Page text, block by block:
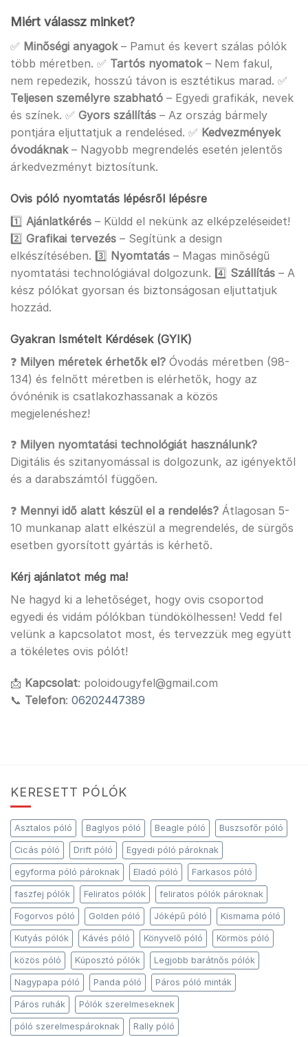
Miért válassz minket?
✅ Minőségi anyagok– Pamut és kevert szálas pólók
több méretben. ✅ Tartós nyomatok– Nem fakul,
nem repedezik, hosszú távon is esztétikus marad. ✅
Teljesen személyre szabható – Egyedi grafikák, nevek
és színek. ✅ Gyors szállítás – Az ország bármely
pontjára eljuttatjuk a rendelésed. ✅ Kedvezmények
óvodáknak– Nagyobb megrendelés esetén jelentős
árkedvezményt biztosítunk.
Ovis póló nyomtatás lépésről lépésre
1️⃣ Ajánlatkérés – Küldd el nekünk az elképzeléseidet!
2️⃣ Grafikai tervezés – Segítünk a design
elkészítésében. 3️⃣ Nyomtatás – Magas minőségű
nyomtatási technológiával dolgozunk. 4️⃣ Szállítás – A
kész pólókat gyorsan és biztonságosan eljuttatjuk
hozzád.
Gyakran Ismételt Kérdések (GYIK)
❓ Milyen méretek érhetők el? Óvodás méretben (98-
134) és felnőtt méretben is elérhetők, hogy az
óvónénik is csatlakozhassanak a közös
megjelenéshez!
❓ Milyen nyomtatási technológiát használunk?
Digitális és szitanyomással is dolgozunk, az igényektől
és a darabszámtól függően.
❓ Mennyi idő alatt készül el a rendelés? Átlagosan 5-
10 munkanap alatt elkészül a megrendelés, de sürgős
esetben gyorsított gyártás is kérhető.
Kérj ajánlatot még ma!
Ne hagyd ki a lehetőséget, hogy ovis csoportod
egyedi és vidám pólókban tündökölhessen! Vedd fel
velünk a kapcsolatot most, és tervezzük meg együtt
a tökéletes ovis pólót!
📩 Kapcsolat: poloidougyfel@gmail.com
📞 Telefon: 06202447389
KERESETT PÓLÓK
Asztalos póló Baglyos póló Beagle póló Buszsofőr póló
Cicás póló Drift póló Egyedi póló pároknak
egyforma póló pároknak Eladó póló Farkasos póló
faszfej pólók Feliratos pólók feliratos pólók pároknak
Fogorvos póló Golden póló Jóképű póló Kismama póló
Kutyás pólók Kávés póló Könyvelő póló Körmös póló
közös póló Kúposztó pólók Legjobb barátnős pólók
Nagypapa póló Panda póló Páros póló minták
Páros ruhák Pólók szerelmeseknek
póló szerelmespároknak Rally póló